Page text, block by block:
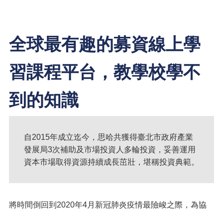
全球最有趣的募資線上學
習課程平台，教學校學不
到的知識
自2015年成立迄今，思哈共獲得臺北市政府產業
發展局3次補助及市場投資人多輪投資，妥善運用
資本市場取得資源持續成長茁壯，堪稱投資典範。
將時間倒回到2020年4月新冠肺炎疫情最險峻之際，為協